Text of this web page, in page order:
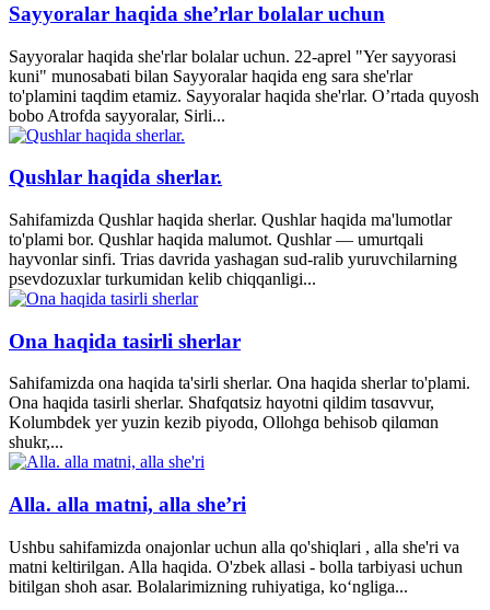
Sayyoralar haqida she’rlar bolalar uchun
Sayyoralar haqida she'rlar bolalar uchun. 22-aprel "Yer sayyorasi
kuni" munosabati bilan Sayyoralar haqida eng sara she'rlar
to'plamini taqdim etamiz. Sayyoralar haqida she'rlar. O’rtada quyosh
bobo Atrofda sayyoralar, Sirli...
Qushlar haqida sherlar.
Sahifamizda Qushlar haqida sherlar. Qushlar haqida ma'lumotlar
to'plami bor. Qushlar haqida malumot. Qushlar — umurtqali
hayvonlar sinfi. Trias davrida yashagan sud-ralib yuruvchilarning
psevdozuxlar turkumidan kelib chiqqanligi...
Ona haqida tasirli sherlar
Sahifamizda ona haqida ta'sirli sherlar. Ona haqida sherlar to'plami.
Ona haqida tasirli sherlar. Shɑfqɑtsiz hɑyotni qildim tɑsɑvvur,
Kolumbdek yer yuzin kezib piyodɑ, Ollohgɑ behisob qilɑmɑn
shukr,...
Alla. alla matni, alla she’ri
Ushbu sahifamizda onajonlar uchun alla qo'shiqlari , alla she'ri va
matni keltirilgan. Alla haqida. O'zbek allasi - bolla tarbiyasi uchun
bitilgan shoh asar. Bolalarimizning ruhiyatiga, ko‘ngliga...